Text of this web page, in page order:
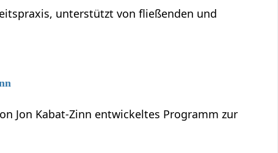
unterstützt von fließenden und
Jon Kabat-Zinn entwickeltes Programm zur